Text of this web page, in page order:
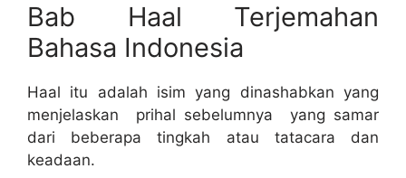
Bab Haal Terjemahan
Bahasa Indonesia
Haal itu adalah isim yang dinashabkan yang
menjelaskan prihal sebelumnya yang samar
dari beberapa tingkah atau tatacara dan
keadaan.